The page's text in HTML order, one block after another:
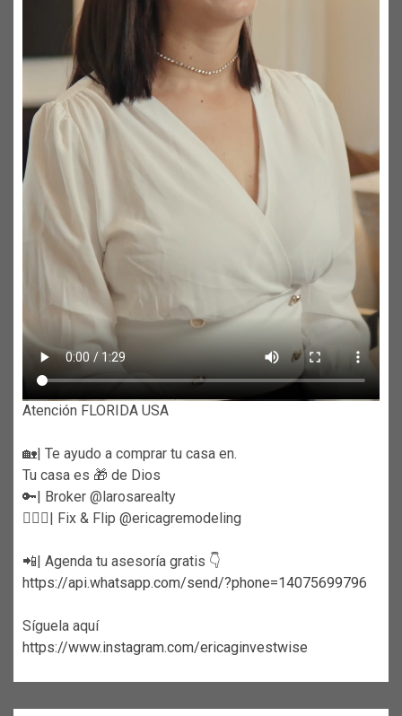
Atención FLORIDA USA
🏡| Te ayudo a comprar tu casa en.
Tu casa es 🎁 de Dios
🔑| Broker @larosarealty
👷🏼‍♀️| Fix & Flip @ericagremodeling
📲| Agenda tu asesoría gratis 👇
https://api.whatsapp.com/send/?phone=14075699796
Síguela aquí
https://www.instagram.com/ericaginvestwise